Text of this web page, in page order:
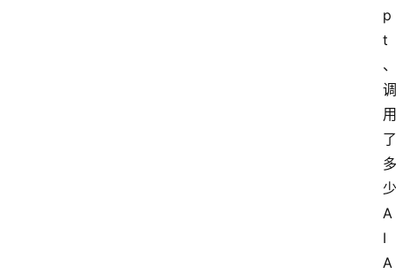
p
t
、
调
用
了
多
少
A
I
A